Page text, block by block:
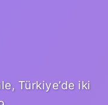
Türkiye’de iki